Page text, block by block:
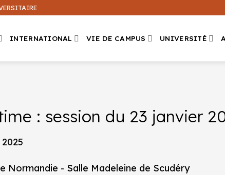
INTERNATIONAL VIE DE CAMPUS UNIVERSITÉ
vous ?
formation
: session du 23 janvier
Normandie - Salle Madeleine de Scudéry